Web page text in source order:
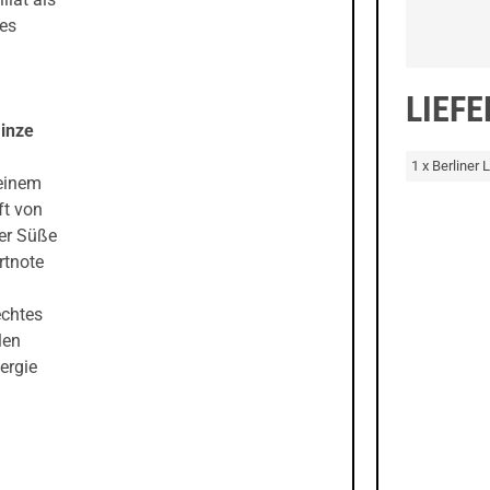
von
Süße
1 x Berliner